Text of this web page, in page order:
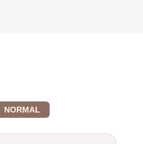
NORMAL